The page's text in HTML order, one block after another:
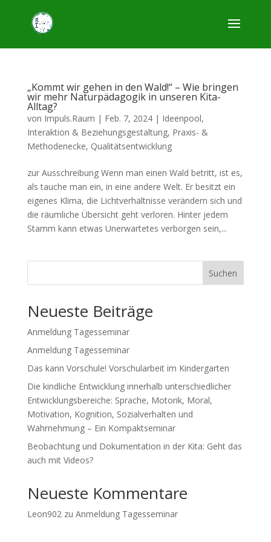
„Kommt wir gehen in den Wald!“ – Wie bringen
wir mehr Naturpädagogik in unseren Kita-
Alltag?
von Impuls.Raum | Feb. 7, 2024| Ideenpool,
Interaktion & Beziehungsgestaltung, Praxis- &
Methodenecke, Qualitätsentwicklung
zur Ausschreibung Wenn man einen Wald betritt, ist es,
als tauche man ein, in eine andere Welt. Er besitzt ein
eigenes Klima, die Lichtverhältnisse verändern sich und
die räumliche Übersicht geht verloren. Hinter jedem
Stamm kann etwas Unerwartetes verborgen sein,...
Suchen
Neueste Beiträge
Anmeldung Tagesseminar
Anmeldung Tagesseminar
Das kann Vorschule! Vorschularbeit im Kindergarten
Die kindliche Entwicklung innerhalb unterschiedlicher
Entwicklungsbereiche: Sprache, Motorik, Moral,
Motivation, Kognition, Sozialverhalten und
Wahrnehmung – Ein Kompaktseminar
Beobachtung und Dokumentation in der Kita: Geht das
auch mit Videos?
Neueste Kommentare
Leon902zu Anmeldung Tagesseminar